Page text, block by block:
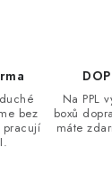
bez
pracují
Na PPL
boxů
máte